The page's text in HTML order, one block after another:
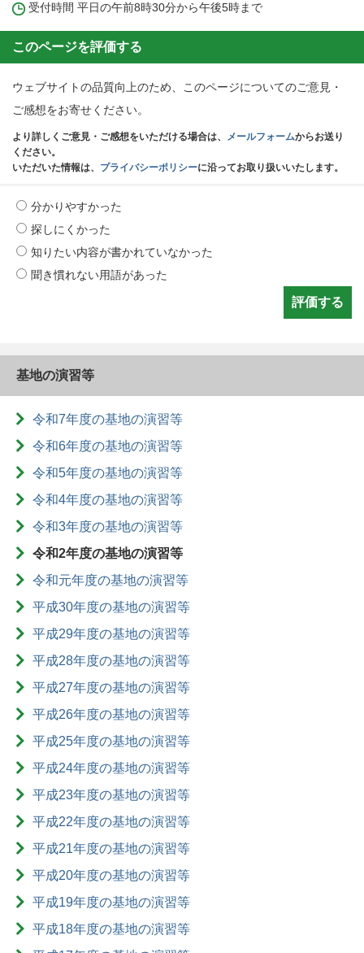
受付時間 平日の午前8時30分から午後5時まで
このページを評価する
ウェブサイトの品質向上のため、このページについてのご意見・
ご感想をお寄せください。
より詳しくご意見・ご感想をいただける場合は、 メールフォームからお送り
ください。
いただいた情報は、 プライバシーポリシーに沿ってお取り扱いいたします。
分かりやすかった
探しにくかった
知りたい内容が書かれていなかった
聞き慣れない用語があった
基地の演習等
令和7年度の基地の演習等
令和6年度の基地の演習等
令和5年度の基地の演習等
令和4年度の基地の演習等
令和3年度の基地の演習等
令和2年度の基地の演習等
令和元年度の基地の演習等
平成30年度の基地の演習等
平成29年度の基地の演習等
平成28年度の基地の演習等
平成27年度の基地の演習等
平成26年度の基地の演習等
平成25年度の基地の演習等
平成24年度の基地の演習等
平成23年度の基地の演習等
平成22年度の基地の演習等
平成21年度の基地の演習等
平成20年度の基地の演習等
平成19年度の基地の演習等
平成18年度の基地の演習等